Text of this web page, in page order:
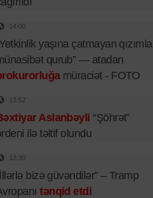
14:00
yaşına çatmayan qızımla
qurub” — atadan
müraciət - FOTO
13:52
Aslanbəyli “Şöhrət”
ilə təltif olundu
13:30
bizə güvəndilər” – Tramp
tənqid etdi